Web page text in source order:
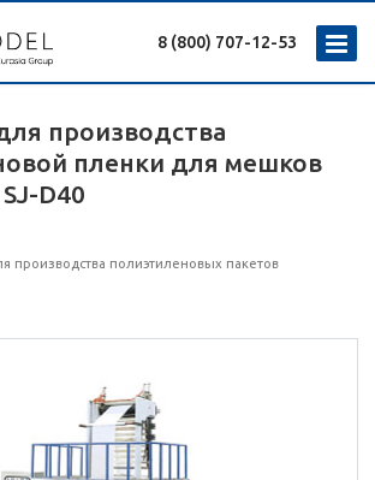
8 (800) 707-12-53
производства
пленки для мешков
D40
производства полиэтиленовых пакетов